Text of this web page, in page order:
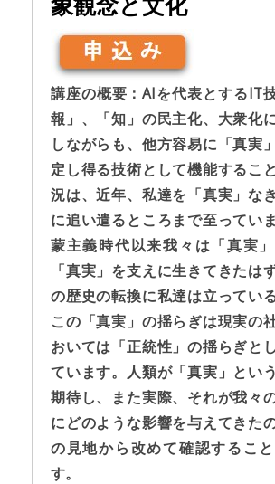
講座の概要：AIを代表とするIT
報」、「知」の民主化、大衆化
しながらも、他方容易に「真実
定し得る技術として機能するこ
況は、近年、私達を「真実」な
に追い遣るところまで至ってい
蒙主義時代以来我々は「真実」
「真実」を支えに生きてきたは
の歴史の転換に私達は立ってい
この「真実」の揺らぎは現実の
おいては「正統性」の揺らぎと
ています。人類が「真実」とい
期待し、また実際、それが我々
にどのような影響を与えてきた
の見地から改めて確認するこ
す。